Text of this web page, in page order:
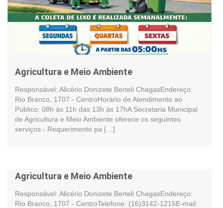
Agricultura e Meio Ambiente
Responsável: Alicério Donizete Berteli ChagasEndereço:
Rio Branco, 1707 - CentroHorário de Atendimento ao
Público: 08h às 11h das 13h às 17hA Secretaria Municipal
de Agricultura e Meio Ambiente oferece os seguintes
serviços:- Requerimento pa […]
Agricultura e Meio Ambiente
Responsável: Alicério Donizete Berteli ChagasEndereço:
Rio Branco, 1707 - CentroTelefone: (16)3142-1215E-mail: